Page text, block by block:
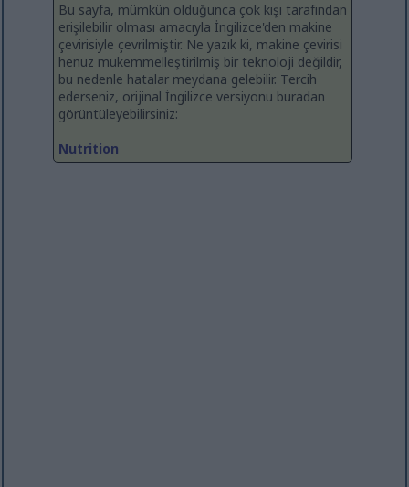
Bu sayfa, mümkün olduğunca çok kişi tarafından
erişilebilir olması amacıyla İngilizce'den makine
çevirisiyle çevrilmiştir. Ne yazık ki, makine çevirisi
henüz mükemmelleştirilmiş bir teknoloji değildir,
bu nedenle hatalar meydana gelebilir. Tercih
ederseniz, orijinal İngilizce versiyonu buradan
görüntüleyebilirsiniz:
Nutrition